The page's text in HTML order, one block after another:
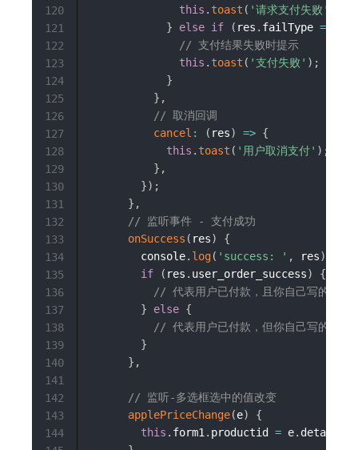
this . toast ( '请求支付失败'
}
else if ( res . failType ===
// 支付结果失败时提示
this . toast ( '支付失败' ) ;
}
} ,
// 取消回调
cancel : ( res) => {
this . toast ( '用户取消支付' ) ;
} ,
}) ;
} ,
// 监听事件 - 支付成功
onSuccess ( res)
{
        console
. log( 'success: ' , res)
if
( res . user_order_success)
{
// 代表用户已付款，且你自己写的回调
}
else {
// 代表用户已付款，但你自己写的回调
}
} ,
// 监听-多选框选中的值改变
applePriceChange(e)
{
this . form1 . productid = e. detail
120
121
122
123
124
125
126
127
128
129
130
131
132
133
134
135
136
137
138
139
140
141
142
143
144